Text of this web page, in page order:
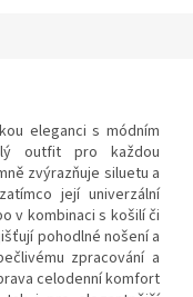
eleganci s módním
outfit pro každou
zvýrazňuje siluetu a
její univerzální
v kombinaci s košilí či
pohodlné nošení a
zpracování a
celodenní komfort